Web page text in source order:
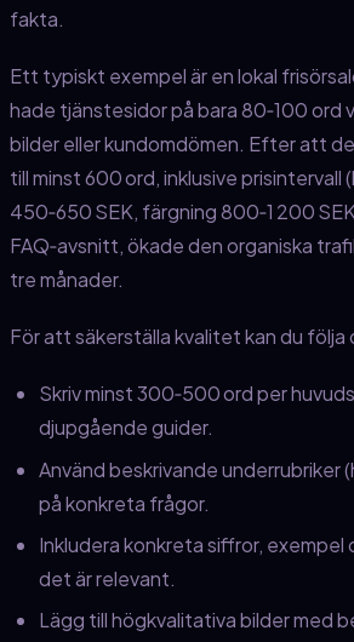
fakta.
Ett typiskt exempel är en lokal
hade tjänstesidor på bara 80‑100 ord
bilder eller kundomdömen. Efter att
till minst 600 ord, inklusive prisintervall
450‑650 SEK, färgning 800‑1 200
FAQ‑avsnitt, ökade den organiska
tre månader.
För att säkerställa kvalitet kan du följa
Skriv minst 300‑500 ord per
djupgående guider.
Använd beskrivande underrubriker
på konkreta frågor.
Inkludera konkreta siffror, exempel
det är relevant.
Lägg till högkvalitativa bilder med